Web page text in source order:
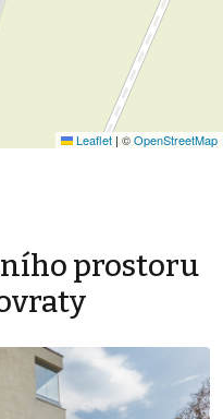
Leaflet | ©OpenStreetMap
prostoru